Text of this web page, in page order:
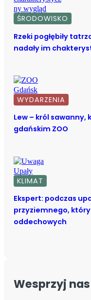
ŚRODOWISKO
Rzeki pogłębiły
nadały im
WYDARZENIA
Lew – król sawanny,
gdańskim ZOO
KLIMAT
Ekspert: podczas
przyziemnego,
oddechowych
Wesprzyj